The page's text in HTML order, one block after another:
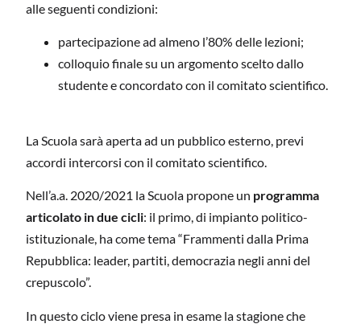
alle seguenti condizioni:
partecipazione ad almeno l’80% delle lezioni;
colloquio finale su un argomento scelto dallo
studente e concordato con il comitato scientifico.
La Scuola sarà aperta ad un pubblico esterno, previ
accordi intercorsi con il comitato scientifico.
Nell’a.a. 2020/2021 la Scuola propone un programma
articolato in due cicli: il primo, di impianto politico-
istituzionale, ha come tema “Frammenti dalla Prima
Repubblica: leader, partiti, democrazia negli anni del
crepuscolo”.
In questo ciclo viene presa in esame la stagione che